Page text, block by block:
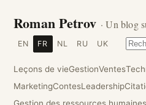
Roman Petrov · Un blog
EN FR NL RU UK
Leçons de vieGestionVentes
MarketingContesLeadership